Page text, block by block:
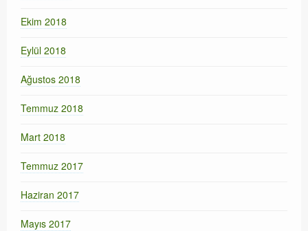
Ekim 2018
Eylül 2018
Ağustos 2018
Temmuz 2018
Mart 2018
Temmuz 2017
Haziran 2017
Mayıs 2017